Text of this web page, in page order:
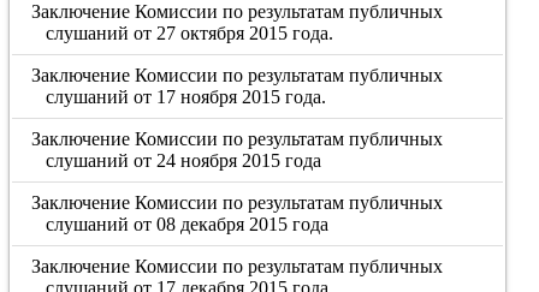
Заключение Комиссии по результатам публичных
слушаний от 27 октября 2015 года.
Заключение Комиссии по результатам публичных
слушаний от 17 ноября 2015 года.
Заключение Комиссии по результатам публичных
слушаний от 24 ноября 2015 года
Заключение Комиссии по результатам публичных
слушаний от 08 декабря 2015 года
Заключение Комиссии по результатам публичных
слушаний от 17 декабря 2015 года